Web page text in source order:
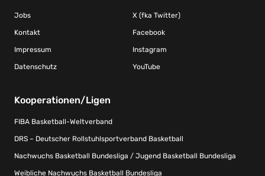
Jobs
Kontakt
Impressum
Datenschutz
X (fka Twitter)
Facebook
Instagram
YouTube
Kooperationen/Ligen
FIBA Basketball-Weltverband
DRS – Deutscher Rollstuhlsportverband Basketball
Nachwuchs Basketball Bundesliga / Jugend Basketball Bundesliga
Weibliche Nachwuchs Basketball Bundesliga